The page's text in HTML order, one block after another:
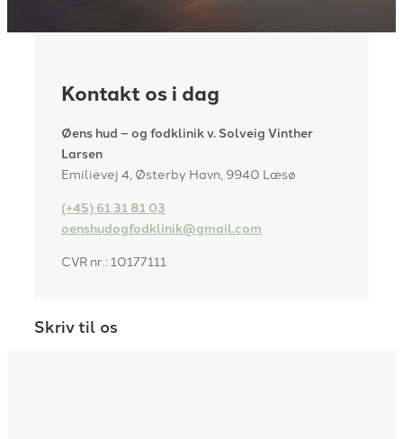
Kontakt os i dag
Øens hud – og fodklinik v. Solveig Vinther
Larsen
Emilievej 4, Østerby Havn, 9940 Læsø
(+45) 61 31 81 03
oenshudogfodklinik@gmail.com
CVR nr.: 10177111
Skriv til os